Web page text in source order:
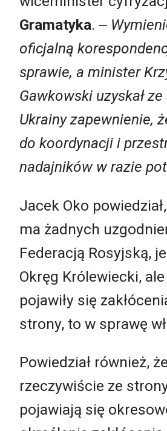
Gramatyka. ‒
oficjalną
sprawie, a minister
Gawkowski uzyskał
Ukrainy zapewnienie,
do koordynacji i
nadajników w razie
Jacek Oko
ma żadnych
Federacją Rosyjską,
Okręg Królewiecki,
pojawiły się
strony, to w sprawę
Powiedział również, że
rzeczywiście ze
pojawiają się